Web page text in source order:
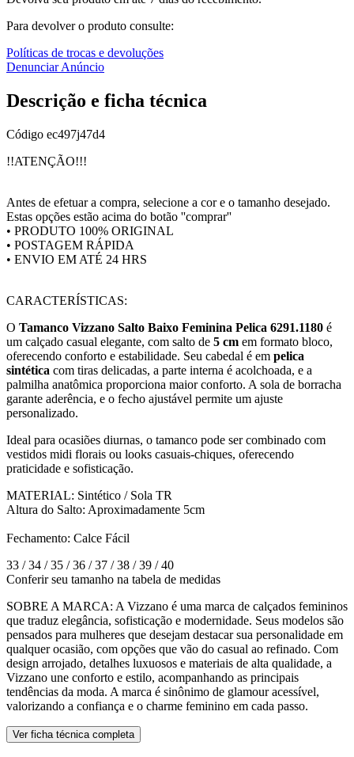
Para devolver o produto consulte:
Políticas de trocas e devoluções
Denunciar Anúncio
Descrição e ficha técnica
Código ec497j47d4
!!ATENÇÃO!!!
Antes de efetuar a compra, selecione a cor e o tamanho desejado.
Estas opções estão acima do botão ''comprar''
• PRODUTO 100% ORIGINAL
• POSTAGEM RÁPIDA
• ENVIO EM ATÉ 24 HRS
CARACTERÍSTICAS:
O Tamanco Vizzano Salto Baixo Feminina Pelica 6291.1180 é
um calçado casual elegante, com salto de 5 cm em formato bloco,
oferecendo conforto e estabilidade. Seu cabedal é em pelica
sintética com tiras delicadas, a parte interna é acolchoada, e a
palmilha anatômica proporciona maior conforto. A sola de borracha
garante aderência, e o fecho ajustável permite um ajuste
personalizado.
Ideal para ocasiões diurnas, o tamanco pode ser combinado com
vestidos midi florais ou looks casuais-chiques, oferecendo
praticidade e sofisticação.
MATERIAL: Sintético / Sola TR
Altura do Salto: Aproximadamente 5cm
Fechamento: Calce Fácil
33 / 34 / 35 / 36 / 37 / 38 / 39 / 40
Conferir seu tamanho na tabela de medidas
SOBRE A MARCA: A Vizzano é uma marca de calçados femininos
que traduz elegância, sofisticação e modernidade. Seus modelos são
pensados para mulheres que desejam destacar sua personalidade em
qualquer ocasião, com opções que vão do casual ao refinado. Com
design arrojado, detalhes luxuosos e materiais de alta qualidade, a
Vizzano une conforto e estilo, acompanhando as principais
tendências da moda. A marca é sinônimo de glamour acessível,
valorizando a confiança e o charme feminino em cada passo.
Ver ficha técnica completa